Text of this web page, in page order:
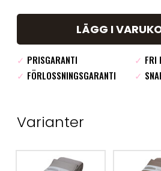
LÄGG I
✓ PRISGARANTI ✓ FRI
✓ FÖRLOSSNINGSGARANTI ✓
Varianter